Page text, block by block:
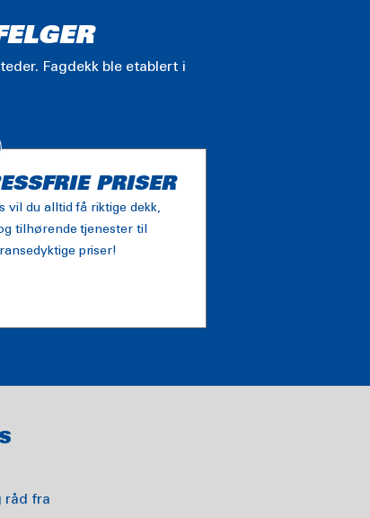
Fagdekk ble etablert i
PRISER
vil du alltid få riktige dekk,
tilhørende tjenester til
priser!
råd fra